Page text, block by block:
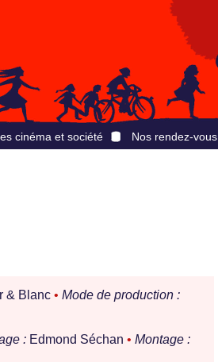
cinéma et société Nos rendez-vous
& Blanc • Mode de production :
: Edmond Séchan • Montage :